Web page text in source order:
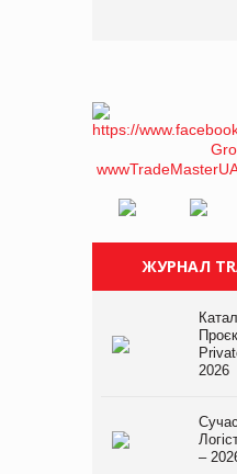
ЖУРНАЛ
2026
–